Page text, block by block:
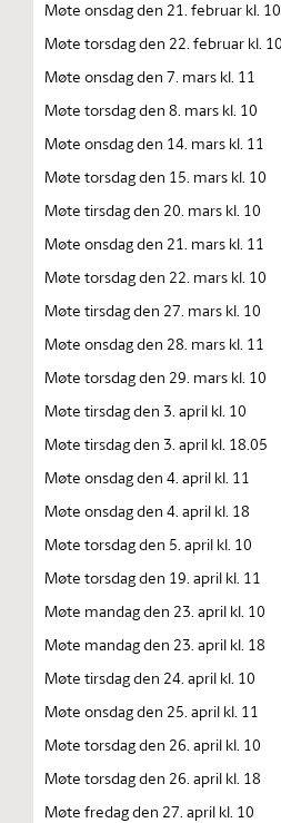
Møte onsdag den 21. februar kl. 10
Møte torsdag den 22. februar kl. 10
Møte onsdag den 7. mars kl. 11
Møte torsdag den 8. mars kl. 10
Møte onsdag den 14. mars kl. 11
Møte torsdag den 15. mars kl. 10
Møte tirsdag den 20. mars kl. 10
Møte onsdag den 21. mars kl. 11
Møte torsdag den 22. mars kl. 10
Møte tirsdag den 27. mars kl. 10
Møte onsdag den 28. mars kl. 11
Møte torsdag den 29. mars kl. 10
Møte tirsdag den 3. april kl. 10
Møte tirsdag den 3. april kl. 18.05
Møte onsdag den 4. april kl. 11
Møte onsdag den 4. april kl. 18
Møte torsdag den 5. april kl. 10
Møte torsdag den 19. april kl. 11
Møte mandag den 23. april kl. 10
Møte mandag den 23. april kl. 18
Møte tirsdag den 24. april kl. 10
Møte onsdag den 25. april kl. 11
Møte torsdag den 26. april kl. 10
Møte torsdag den 26. april kl. 18
Møte fredag den 27. april kl. 10